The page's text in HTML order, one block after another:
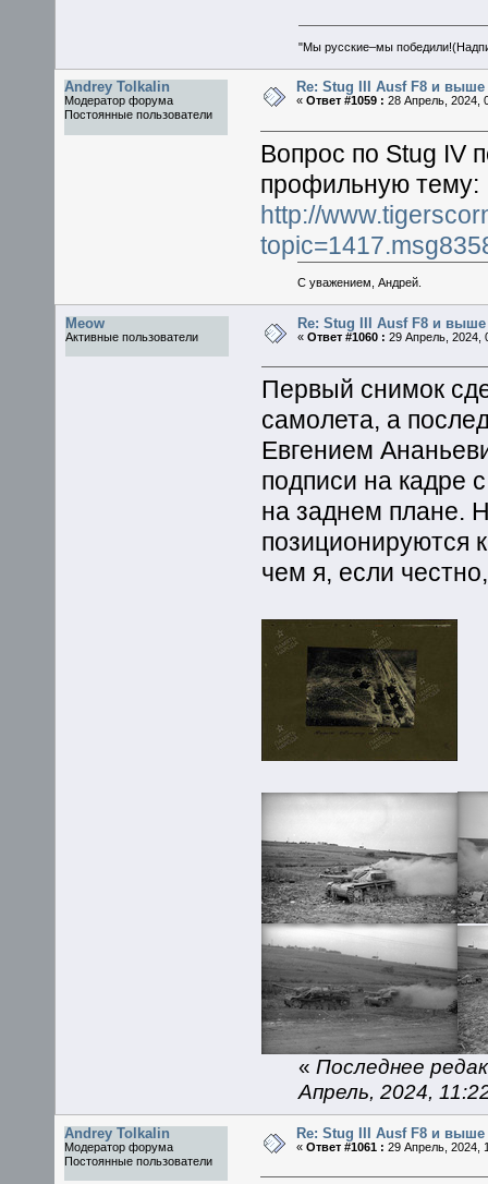
"Мы русские–мы
Andrey Tolkalin
Модератор форума
Постоянные пользователи
Re: Stug III Ausf F8 и выше
« Ответ #1059 : 28 Апрель, 2024,
Вопрос по Stug IV
профильную тему:
http://
С уважением, Андрей.
Meow
Активные пользователи
Re: Stug III Ausf F8 и выше
« Ответ #1060 : 29 Апрель, 2024,
Первый снимок
самолета, а
Евгением
подписи на кадре
на заднем плане.
позиционируются
чем я, если
« Последнее
Апрель, 2024,
Andrey Tolkalin
Модератор форума
Постоянные пользователи
Re: Stug III Ausf F8 и выше
« Ответ #1061 : 29 Апрель, 2024,